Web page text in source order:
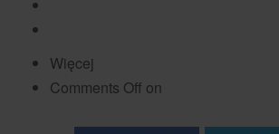
Więcej
Comments Off on